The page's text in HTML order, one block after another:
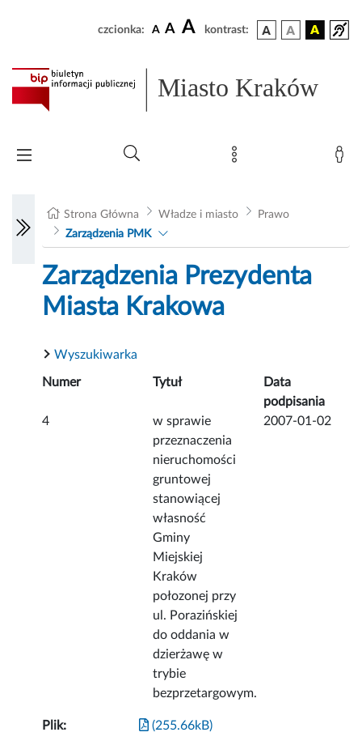
czcionka: A A A kontrast:
Miasto Kraków
Strona Główna Władze i miasto
Prawo
Zarządzenia PMK
Zarządzenia Prezydenta
Miasta Krakowa
Wyszukiwarka
Numer Tytuł
Data
podpisania
4
w sprawie
przeznaczenia
nieruchomości
gruntowej
stanowiącej
własność
Gminy
Miejskiej
Kraków
połozonej przy
ul. Porazińskiej
do oddania w
dzierżawę w
trybie
bezprzetargowym.
2007-01-02
Plik: (255.66kB)